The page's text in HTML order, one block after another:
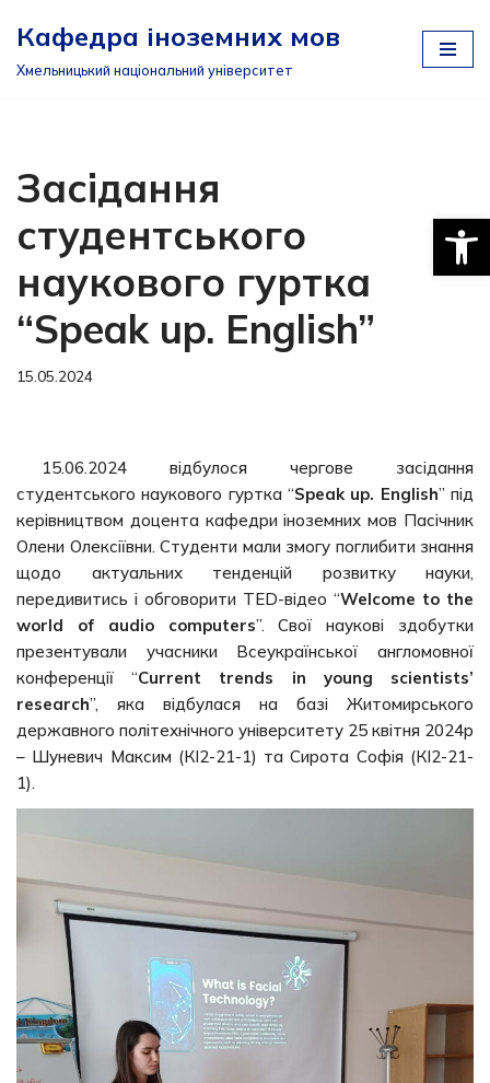
Перейти
Кафедра іноземних мов
Хмельницький національний університет
Засідання
студентського
наукового гуртка
“Speak up. English”
15.05.2024
15.06.2024 відбулося чергове засідання
студентського наукового гуртка “Speak up. English” під
керівництвом доцента кафедри іноземних мов Пасічник
Олени Олексіївни. Студенти мали змогу поглибити знання
щодо актуальних тенденцій розвитку науки,
передивитись і обговорити TED-відео “Welcome to the
world of audio computers”. Свої наукові здобутки
презентували учасники Всеукраїнської англомовної
конференції “Current trends in young scientists’
research”, яка відбулася на базі Житомирського
державного політехнічного університету 25 квітня 2024р
– Шуневич Максим (КІ2-21-1) та Сирота Софія (КІ2-21-
1).